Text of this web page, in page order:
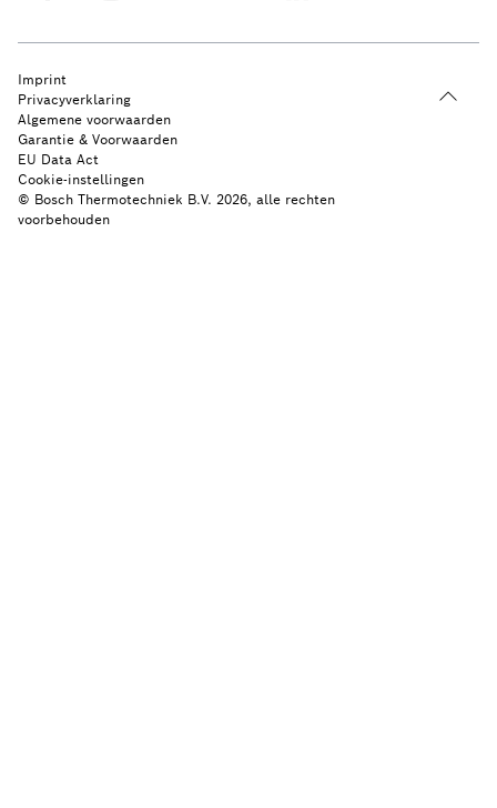
© Bosch Thermotechniek B.V. 2026, alle rechten
voorbehouden
Imprint
Privacyverklaring
Algemene voorwaarden
Garantie & Voorwaarden
EU Data Act
Cookie-instellingen